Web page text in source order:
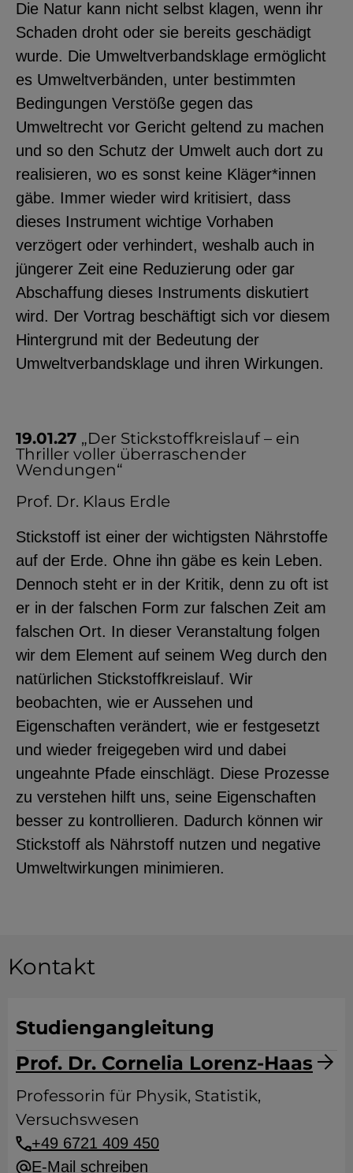
Die Natur kann nicht selbst klagen, wenn ihr
Schaden droht oder sie bereits geschädigt
wurde. Die Umweltverbandsklage ermöglicht
es Umweltverbänden, unter bestimmten
Bedingungen Verstöße gegen das
Umweltrecht vor Gericht geltend zu machen
und so den Schutz der Umwelt auch dort zu
realisieren, wo es sonst keine Kläger*innen
gäbe. Immer wieder wird kritisiert, dass
dieses Instrument wichtige Vorhaben
verzögert oder verhindert, weshalb auch in
jüngerer Zeit eine Reduzierung oder gar
Abschaffung dieses Instruments diskutiert
wird. Der Vortrag beschäftigt sich vor diesem
Hintergrund mit der Bedeutung der
Umweltverbandsklage und ihren Wirkungen.
19.01.27 „Der Stickstoffkreislauf – ein
Thriller voller überraschender
Wendungen“
Prof. Dr. Klaus Erdle
Stickstoff ist einer der wichtigsten Nährstoffe
auf der Erde. Ohne ihn gäbe es kein Leben.
Dennoch steht er in der Kritik, denn zu oft ist
er in der falschen Form zur falschen Zeit am
falschen Ort. In dieser Veranstaltung folgen
wir dem Element auf seinem Weg durch den
natürlichen Stickstoffkreislauf. Wir
beobachten, wie er Aussehen und
Eigenschaften verändert, wie er festgesetzt
und wieder freigegeben wird und dabei
ungeahnte Pfade einschlägt. Diese Prozesse
zu verstehen hilft uns, seine Eigenschaften
besser zu kontrollieren. Dadurch können wir
Stickstoff als Nährstoff nutzen und negative
Umweltwirkungen minimieren.
Kontakt
Prof. Dr. Cornelia Lorenz-Haas
Studiengangleitung
Professorin für Physik, Statistik,
Versuchswesen
+49 6721 409 450
E-Mail schreiben